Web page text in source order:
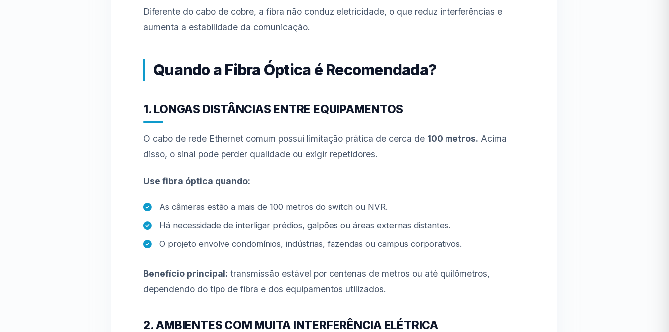
Diferente do cabo de cobre, a fibra não conduz eletricidade, o que reduz interferências e
aumenta a estabilidade da comunicação.
Quando a Fibra Óptica é Recomendada?
1. LONGAS DISTÂNCIAS ENTRE EQUIPAMENTOS
O cabo de rede Ethernet comum possui limitação prática de cerca de 100 metros. Acima
disso, o sinal pode perder qualidade ou exigir repetidores.
Use fibra óptica quando:
As câmeras estão a mais de 100 metros do switch ou NVR.
Há necessidade de interligar prédios, galpões ou áreas externas distantes.
O projeto envolve condomínios, indústrias, fazendas ou campus corporativos.
Benefício principal: transmissão estável por centenas de metros ou até quilômetros,
dependendo do tipo de fibra e dos equipamentos utilizados.
2. AMBIENTES COM MUITA INTERFERÊNCIA ELÉTRICA